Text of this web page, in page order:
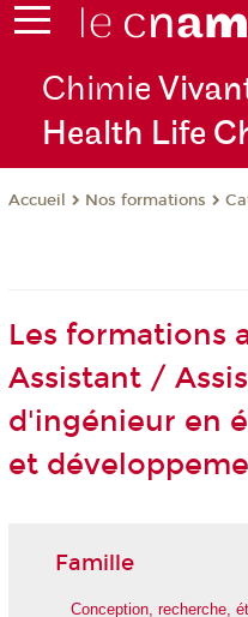
Chimie
Health Life
Accueil Nos formations
Les formations
Assistant /
d'ingénieur en
et
Famille
Conception, recherche,